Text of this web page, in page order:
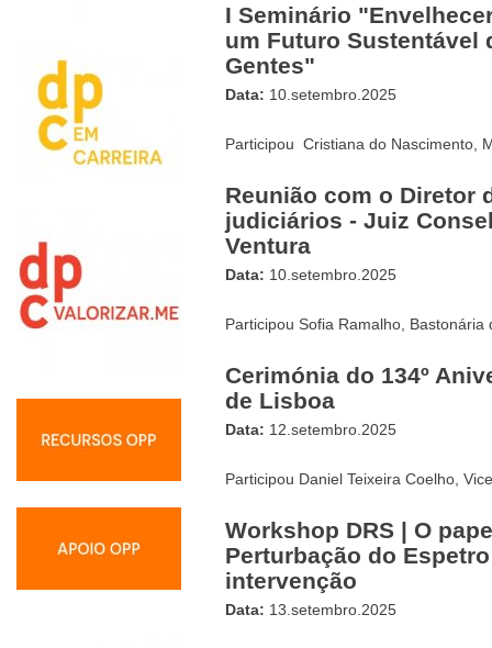
I Seminário
um Futuro Sustentável
Gentes"
Data: 10.setembro.2025
Participou Cristiana do Nascimento,
Reunião com o Diretor
judiciários - Juiz
Ventura
Data: 10.setembro.2025
Participou Sofia Ramalho, Bastonária
Cerimónia do 134º
de Lisboa
Data: 12.setembro.2025
Participou Daniel Teixeira Coelho,
Workshop DRS | O
Perturbação do
intervenção
Data: 13.setembro.2025